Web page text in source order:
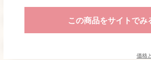
この商品をサイトでみ
価格